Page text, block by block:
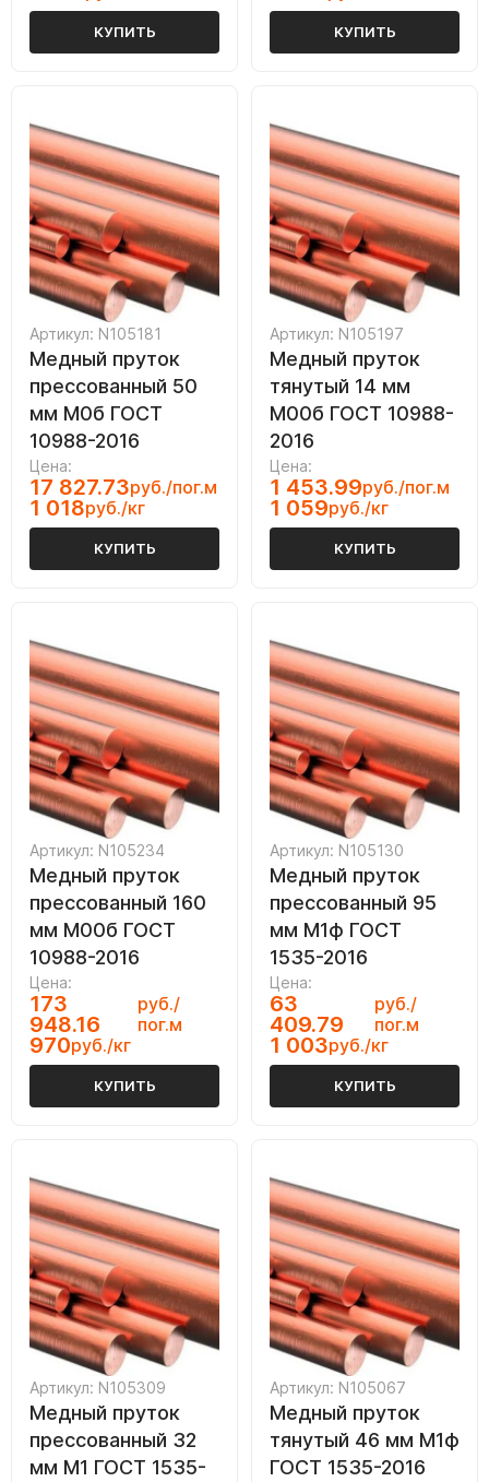
КУПИТЬ КУПИТЬ
Артикул: N105181
Медный пруток
прессованный 50
мм М0б ГОСТ
10988-2016
Цена:
17 827.73руб./пог.м
1 018руб./кг
КУПИТЬ
Артикул: N105197
Медный пруток
тянутый 14 мм
М00б ГОСТ 10988-
2016
Цена:
1 453.99руб./пог.м
1 059руб./кг
КУПИТЬ
Артикул: N105234
Медный пруток
прессованный 160
мм М00б ГОСТ
10988-2016
Цена:
173
948.16
руб./
пог.м
970руб./кг
КУПИТЬ
Артикул: N105130
Медный пруток
прессованный 95
мм М1ф ГОСТ
1535-2016
Цена:
63
409.79
руб./
пог.м
1 003руб./кг
КУПИТЬ
Артикул: N105309
Медный пруток
прессованный 32
мм М1 ГОСТ 1535-
Артикул: N105067
Медный пруток
тянутый 46 мм М1ф
ГОСТ 1535-2016